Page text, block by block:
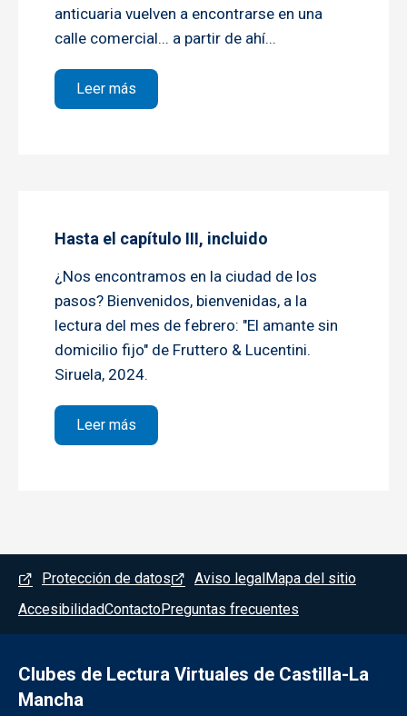
anticuaria vuelven a encontrarse en una
calle comercial... a partir de ahí...
Leer más
Hasta el capítulo III, incluido
¿Nos encontramos en la ciudad de los
pasos? Bienvenidos, bienvenidas, a la
lectura del mes de febrero: "El amante sin
domicilio fijo" de Fruttero & Lucentini.
Siruela, 2024.
Leer más
Menú del pie
Protección de datos Aviso legal Mapa del sitio
AccesibilidadContactoPreguntas frecuentes
Clubes de Lectura Virtuales de Castilla-La
Mancha